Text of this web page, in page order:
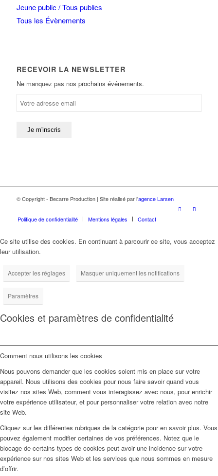
Jeune public / Tous publics
Tous les Évènements
RECEVOIR LA NEWSLETTER
Ne manquez pas nos prochains événements.
© Copyright - Becarre Production | Site réalisé par l'agence Larsen
Politique de confidentialité Mentions légales Contact
Ce site utilise des cookies. En continuant à parcourir ce site, vous acceptez
leur utilisation.
Accepter les réglages Masquer uniquement les notifications
Paramètres
Cookies et paramètres de confidentialité
Comment nous utilisons les cookies
Nous pouvons demander que les cookies soient mis en place sur votre
appareil. Nous utilisons des cookies pour nous faire savoir quand vous
visitez nos sites Web, comment vous interagissez avec nous, pour enrichir
votre expérience utilisateur, et pour personnaliser votre relation avec notre
site Web.
Cliquez sur les différentes rubriques de la catégorie pour en savoir plus. Vous
pouvez également modifier certaines de vos préférences. Notez que le
blocage de certains types de cookies peut avoir une incidence sur votre
expérience sur nos sites Web et les services que nous sommes en mesure
d’offrir.